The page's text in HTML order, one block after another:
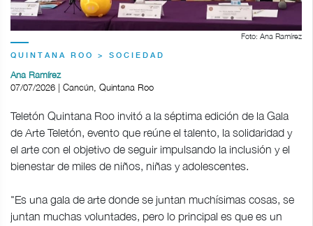
Foto: Ana Ramírez
QUINTANA ROO > SOCIEDAD
Ana Ramírez
07/07/2026 | Cancún, Quintana Roo
Teletón Quintana Roo invitó a la séptima edición de la Gala
de Arte Teletón, evento que reúne el talento, la solidaridad y
el arte con el objetivo de seguir impulsando la inclusión y el
bienestar de miles de niños, niñas y adolescentes.
"Es una gala de arte donde se juntan muchísimas cosas, se
juntan muchas voluntades, pero lo principal es que es un